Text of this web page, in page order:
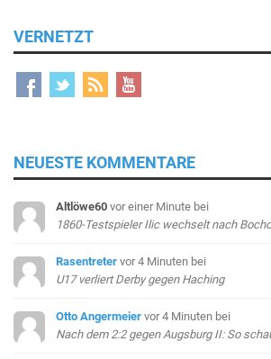
VERNETZT
NEUESTE KOMMENTARE
Altlöwe60 vor einer Minute bei
1860-Testspieler Ilic wechselt nach
Rasentreter vor 4 Minuten bei
U17 verliert Derby gegen Haching
Otto Angermeier vor 4 Minuten bei
Nach dem 2:2 gegen Augsburg II: So